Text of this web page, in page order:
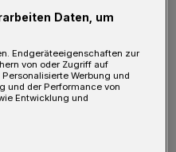
das ist prima. Wir
Nachwuchs in vielen
fröhliche Bilanz von
Mucke, der auch
Daten, um
Endgeräteeigenschaften zur
von oder Zugriff auf
Werbung und
und der Performance von
Entwicklung und